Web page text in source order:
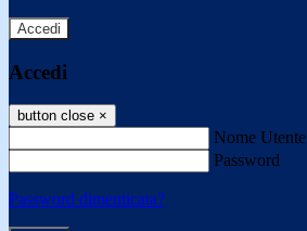
Accedi
Accedi
button close ×
Nome Utente
Password
Password dimenticata?